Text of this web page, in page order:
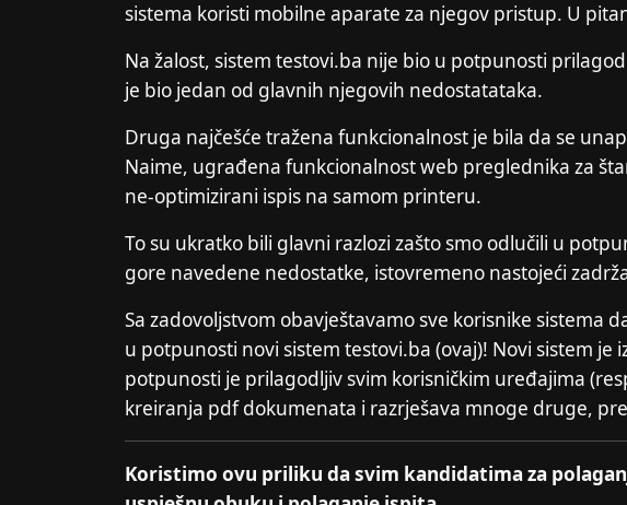
sistema koristi mobilne aparate za njegov pristup. U
Na žalost, sistem testovi.ba nije bio u potpunosti
je bio jedan od glavnih njegovih nedostatataka.
Druga najčešće tražena funkcionalnost je bila da se
Naime, ugrađena funkcionalnost web preglednika za
ne-optimizirani ispis na samom printeru.
To su ukratko bili glavni razlozi zašto smo odlučili u
gore navedene nedostatke, istovremeno nastojeći
Sa zadovoljstvom obavještavamo sve korisnike sistema
u potpunosti novi sistem testovi.ba (ovaj)! Novi sistem
potpunosti je prilagodljiv svim korisničkim uređajima
kreiranja pdf dokumenata i razrješava mnoge druge,
Koristimo ovu priliku da svim kandidatima za